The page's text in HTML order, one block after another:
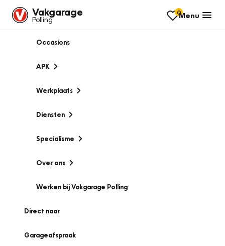
Vakgarage
Polling
0Menu
Occasions
APK
Werkplaats
Diensten
Specialisme
Over ons
Werken bij Vakgarage Polling
Direct naar
Garageafspraak